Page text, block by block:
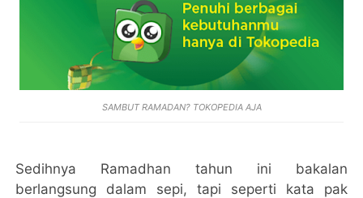
SAMBUT RAMADAN? TOKOPEDIA AJA
Sedihnya Ramadhan tahun ini bakalan
berlangsung dalam sepi, tapi seperti kata pak